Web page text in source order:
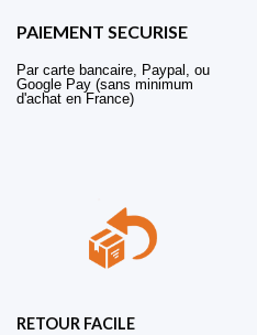
PAIEMENT SECURISE
Par carte bancaire, Paypal, ou
Google Pay (sans minimum
d'achat en France)
RETOUR FACILE